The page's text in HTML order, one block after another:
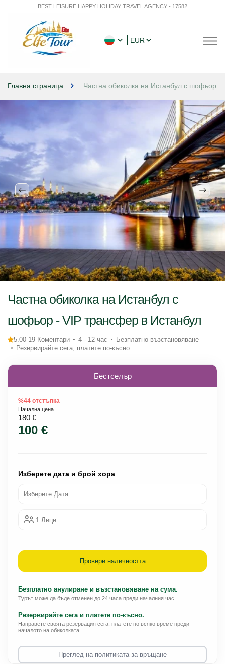
BEST LEISURE HAPPY HOLIDAY TRAVEL AGENCY - 17582
EUR
Главна страница Частна обиколка на Истанбул с шофьор -
Частна обиколка на Истанбул с
шофьор - VIP трансфер в Истанбул
5.00 19 Коментари 4 - 12 час
Безплатно възстановяване
Резервирайте сега, платете по-късно
Бестселър
%44 отстъпка
Начална цена
180 €
100 €
Изберете дата и брой хора
Изберете Дата
1 Лице
Провери наличността
Безплатно анулиране и възстановяване на сума.
Турът може да бъде отменен до 24 часа преди началния час.
Резервирайте сега и платете по-късно.
Направете своята резервация сега, платете по всяко време преди
началото на обиколката.
Преглед на политиката за връщане